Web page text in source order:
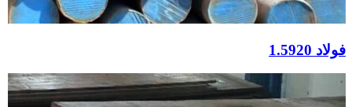
فولاد 1.5920